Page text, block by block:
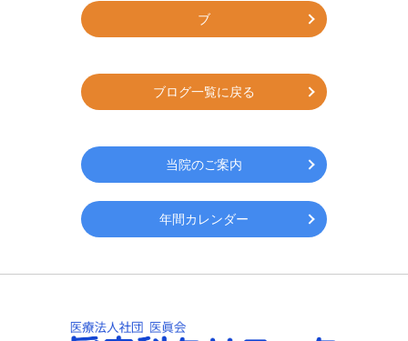
ブ
ブログ一覧に戻る
当院のご案内
年間カレンダー